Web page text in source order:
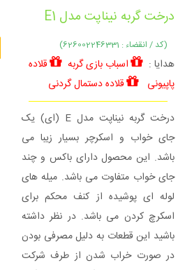
درخت گربه نیناپت مدل E1
(کد / انقضاء : 626002246331)
هدایا : اسباب بازی گربه
قلاده
پاپیونی
قلاده دستمال گردنی
درخت گربه نیناپت مدل E (ای) یک
جای خواب و اسکرچر بسیار زیبا می
باشد. این محصول دارای باکس و چند
جای خواب متفاوت می باشد. میله های
لوله ای پوشیده از کنف محکم برای
اسکرچ کردن می باشد. در نظر داشته
باشید این قطعات به دلیل مصرفی بودن
در صورت خراب شدن از طرف شرکت